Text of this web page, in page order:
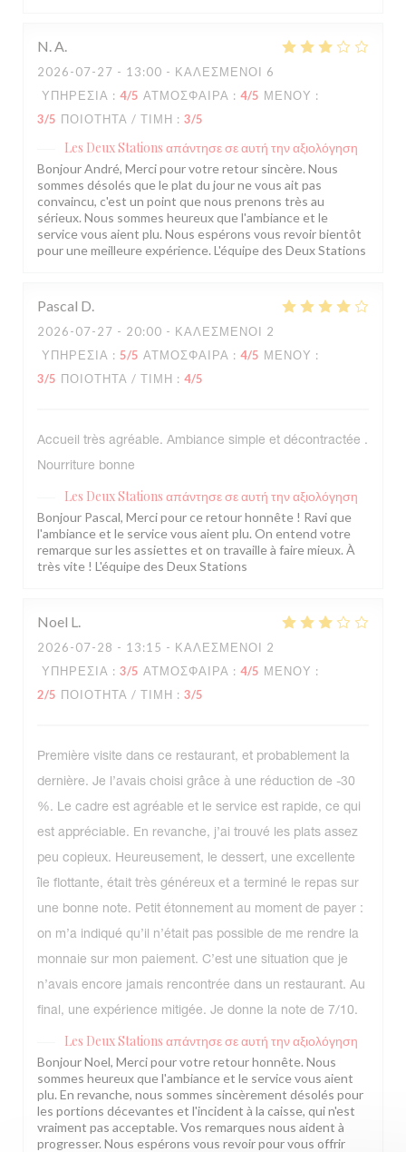
N.A
2026-07-27 - 13:00 - ΚΑΛΕΣΜΈΝΟΙ 6
ΥΠΗΡΕΣΊΑ : 4/5 ΑΤΜΌΣΦΑΙΡΑ : 4/5 ΜΕΝΟΎ :
3/5 ΠΟΙΌΤΗΤΑ / ΤΙΜΉ : 3/5
Les Deux Stations απάντησε σε αυτή την αξιολόγηση
Bonjour André, Merci pour votre retour sincère. Nous
sommes désolés que le plat du jour ne vous ait pas
convaincu, c'est un point que nous prenons très au
sérieux. Nous sommes heureux que l'ambiance et le
service vous aient plu. Nous espérons vous revoir bientôt
pour une meilleure expérience. L'équipe des Deux Stations
Pascal D
2026-07-27 - 20:00 - ΚΑΛΕΣΜΈΝΟΙ 2
ΥΠΗΡΕΣΊΑ : 5/5 ΑΤΜΌΣΦΑΙΡΑ : 4/5 ΜΕΝΟΎ :
3/5 ΠΟΙΌΤΗΤΑ / ΤΙΜΉ : 4/5
Accueil très agréable. Ambiance simple et décontractée .
Nourriture bonne
Les Deux Stations απάντησε σε αυτή την αξιολόγηση
Bonjour Pascal, Merci pour ce retour honnête ! Ravi que
l'ambiance et le service vous aient plu. On entend votre
remarque sur les assiettes et on travaille à faire mieux. À
très vite ! L'équipe des Deux Stations
Noel L
2026-07-28 - 13:15 - ΚΑΛΕΣΜΈΝΟΙ 2
ΥΠΗΡΕΣΊΑ : 3/5 ΑΤΜΌΣΦΑΙΡΑ : 4/5 ΜΕΝΟΎ :
2/5 ΠΟΙΌΤΗΤΑ / ΤΙΜΉ : 3/5
Première visite dans ce restaurant, et probablement la
dernière. Je l’avais choisi grâce à une réduction de -30
%. Le cadre est agréable et le service est rapide, ce qui
est appréciable. En revanche, j’ai trouvé les plats assez
peu copieux. Heureusement, le dessert, une excellente
île flottante, était très généreux et a terminé le repas sur
une bonne note. Petit étonnement au moment de payer :
on m’a indiqué qu’il n’était pas possible de me rendre la
monnaie sur mon paiement. C’est une situation que je
n’avais encore jamais rencontrée dans un restaurant. Au
final, une expérience mitigée. Je donne la note de 7/10.
Les Deux Stations απάντησε σε αυτή την αξιολόγηση
Bonjour Noel, Merci pour votre retour honnête. Nous
sommes heureux que l'ambiance et le service vous aient
plu. En revanche, nous sommes sincèrement désolés pour
les portions décevantes et l'incident à la caisse, qui n'est
vraiment pas acceptable. Vos remarques nous aident à
progresser. Nous espérons vous revoir pour vous offrir